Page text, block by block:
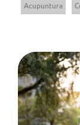
Acupuntura